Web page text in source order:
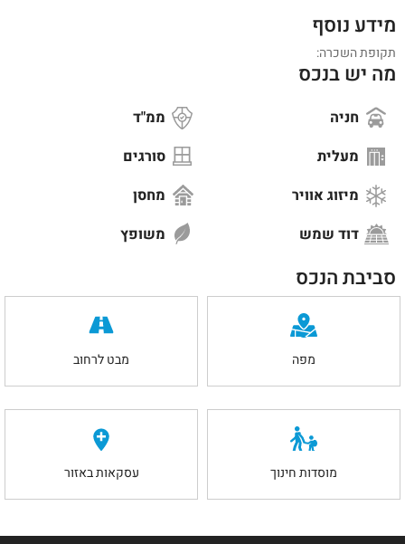
מידע נוסף
תקופת השכרה:
מה יש בנכס
חניה
ממ"ד
מעלית
סורגים
מיזוג אוויר
מחסן
דוד שמש
משופץ
סביבת הנכס
מפה מבט לרחוב
מוסדות חינוך עסקאות באזור